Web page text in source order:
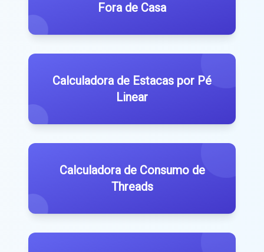
Fora de Casa
Calculadora de Estacas por Pé
Linear
Calculadora de Consumo de
Threads